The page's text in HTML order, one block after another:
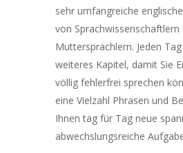
sehr umfangreiche
von Sprachwissenschaftlern
Muttersprachlern. Jeden
weiteres Kapitel, damit Sie
völlig fehlerfrei sprechen
eine Vielzahl Phrasen und
Ihnen tag für Tag neue
abwechslungsreiche